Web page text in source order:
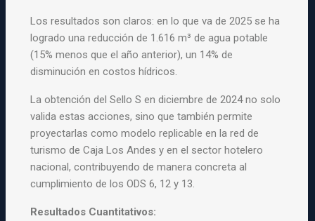
Los resultados son claros: en lo que va de 2025 se ha
logrado una reducción de 1.616 m³ de agua potable
(15% menos que el año anterior), un 14% de
disminución en costos hídricos.
La obtención del Sello S en diciembre de 2024 no solo
valida estas acciones, sino que también permite
proyectarlas como modelo replicable en la red de
turismo de Caja Los Andes y en el sector hotelero
nacional, contribuyendo de manera concreta al
cumplimiento de los ODS 6, 12 y 13.
Resultados Cuantitativos: